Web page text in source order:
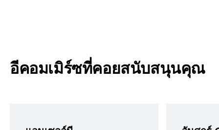
อีคอมเมิร์ซที่คอยสนับสนุนคุณ